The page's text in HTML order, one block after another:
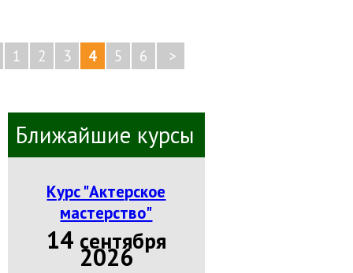
1 2 3 4 5 6 >
Ближайшие курсы
Курс "Актерское
мастерство"
14 сентября
2026